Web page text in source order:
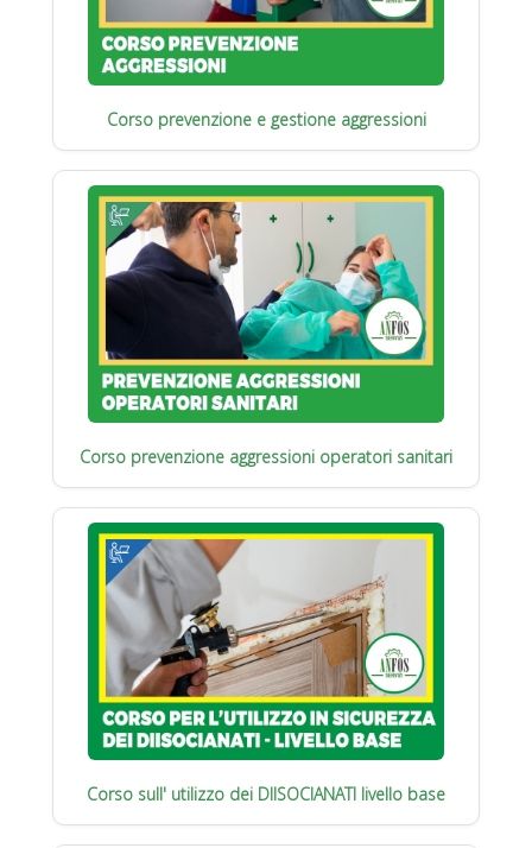
Corso prevenzione e gestione aggressioni
Corso prevenzione aggressioni operatori sanitari
Corso sull' utilizzo dei DIISOCIANATI livello base